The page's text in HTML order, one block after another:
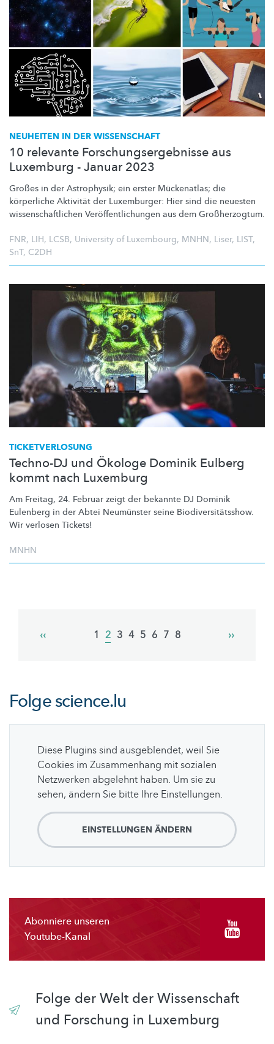
NEUHEITEN IN DER WISSENSCHAFT
10 relevante Forschungsergebnisse aus
Luxemburg - Januar 2023
Großes in der Astrophysik; ein erster Mückenatlas; die
körperliche Aktivität der Luxemburger: Hier sind die neuesten
wissenschaftlichen Veröffentlichungen aus dem Großherzogtum.
FNR, LIH, LCSB, University of Luxembourg, MNHN, Liser, LIST,
SnT, C2DH
TICKETVERLOSUNG
Techno-DJ und Ökologe Dominik Eulberg
kommt nach Luxemburg
Am Freitag, 24. Februar zeigt der bekannte DJ Dominik
Eulenberg in der Abtei Neumünster seine Biodiversitätsshow.
Wir verlosen Tickets!
MNHN
Previous
‹‹ Page
1 Current
2 Page
3 Page
4 Page
5 Page
6 Page
7 Page
8
Next
››
Folgescience.lu
Diese Plugins sind ausgeblendet, weil Sie
Cookies im Zusammenhang mit sozialen
Netzwerken abgelehnt haben. Um sie zu
sehen, ändern Sie bitte Ihre Einstellungen.
EINSTELLUNGEN ÄNDERN
Abonniere unseren
Youtube-Kanal
Folge der Welt der Wissenschaft
und Forschung in Luxemburg